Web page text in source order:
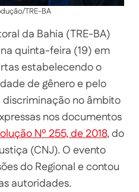
TRE-BA
da Bahia (TRE-BA)
quinta-feira (19) em
estabelecendo o
de gênero e pelo
no âmbito
nos documentos
Nº 255, de 2018, do
(CNJ). O evento
do Regional e contou
autoridades.